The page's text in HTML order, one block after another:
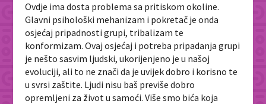
Ovdje ima dosta problema sa pritiskom okoline.
Glavni psihološki mehanizam i pokretač je onda
osjećaj pripadnosti grupi, tribalizam te
konformizam. Ovaj osjećaj i potreba pripadanja grupi
je nešto sasvim ljudski, ukorijenjeno je u našoj
evoluciji, ali to ne znači da je uvijek dobro i korisno te
u svrsi zaštite. Ljudi nisu baš previše dobro
opremljeni za život u samoći. Više smo bića koja